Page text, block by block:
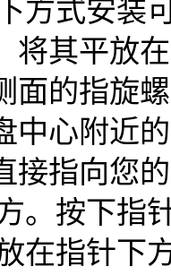
方式安装
将其平放
面的指旋
中心附近
接指向您
。 按下指
在指针下方